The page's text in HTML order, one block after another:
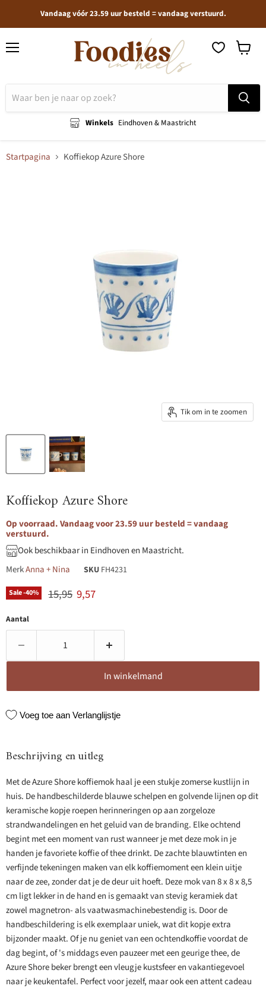
Vandaag vóór 23.59 uur besteld = vandaag verstuurd.
Winkels Eindhoven & Maastricht
Startpagina Koffiekop Azure Shore
Tik om in te zoomen
Koffiekop Azure Shore
Op voorraad. Vandaag voor 23.59 uur besteld = vandaag
verstuurd.
Ook beschikbaar in Eindhoven en Maastricht.
MerkAnna + Nina SKU FH4231
Sale -40% Originele prijs
15,95 Huidige prijs
9,57
Aantal
In winkelmand
Voeg toe aan Verlanglijstje
Beschrijving en uitleg
Met de Azure Shore koffiemok haal je een stukje zomerse kustlijn in
huis. De handbeschilderde blauwe schelpen en golvende lijnen op dit
keramische kopje roepen herinneringen op aan zorgeloze
strandwandelingen en het geluid van de branding. Elke ochtend
begint met een moment van rust wanneer je met deze mok in je
handen je favoriete koffie of thee drinkt. De zachte blauwtinten en
verfijnde tekeningen maken van elk koffiemoment een klein uitje
naar de zee, zonder dat je de deur uit hoeft. Deze mok van 8 x 8 x 8,5
cm ligt lekker in de hand en is gemaakt van stevig keramiek dat
zowel magnetron- als vaatwasmachinebestendig is. Door de
handbeschildering is elk exemplaar uniek, wat dit kopje extra
bijzonder maakt. Of je nu geniet van een ochtendkoffie voordat de
dag begint, of 's middags even pauzeer met een geurige thee, de
Azure Shore beker brengt een vleugje kustsfeer en vakantiegevoel
naar je keukentafel. Perfect voor jezelf, maar ook een attent cadeau